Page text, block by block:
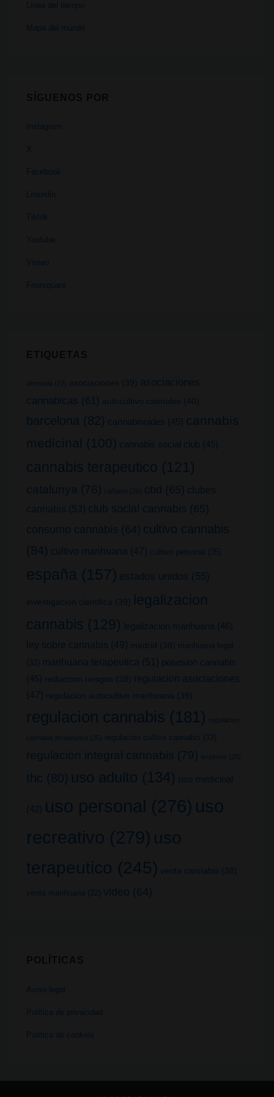
Linea del tiempo
Mapa del mundo
Instagram
X
Facebook
Linkedin
Tiktok
Youtube
Vimeo
Foursquare
alemania (27) asociaciones (39)
asociaciones
cannabicas (61) autocultivo cannabis (40)
barcelona (82) cannabinoides (45) cannabis
medicinal (100) cannabis social club (45)
cannabis terapeutico (121)
catalunya (76) cañamo (26) cbd (65) clubes
cannabis (53) club social cannabis (65)
consumo cannabis (64) cultivo cannabis
(84) cultivo marihuana (47) cultivo personal (35)
españa (157) estados unidos (55)
investigacion cientifica (39)
legalizacion
cannabis (129) legalizacion marihuana (46)
ley sobre cannabis (49) madrid (38)
marihuana legal
(32)
marihuana terapeutica (51) posesion cannabis
(45) reduccion riesgos (38)
regulacion asociaciones
(47) regulacion autocultivo marihuana (39)
regulacion cannabis (181) regulacion
cannabis terapeutico (25) regulacion cultivo cannabis (33)
regulacion integral cannabis (79) terpenos (25)
thc (80) uso adulto (134) uso medicinal
(42) uso personal (276) uso
recreativo (279) uso
terapeutico (245) venta cannabis (38)
venta marihuana (32) video (64)
Aviso legal
Política de privacidad
Política de cookies